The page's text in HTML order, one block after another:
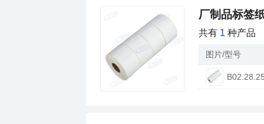
厂制品标签
共有 1 种产品
图片/型号